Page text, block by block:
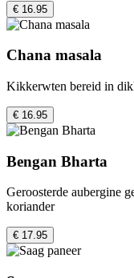
€ 16.95
Chana masala
Kikkerwten bereid in
€ 16.95
Bengan Bharta
Geroosterde aubergine
koriander
€ 17.95